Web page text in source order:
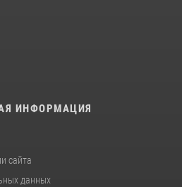
ИНФОРМАЦИЯ
сайта
данных